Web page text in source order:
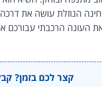
הנוזלת עושה את
העונה הרכבתי
קצר לכם בזמן?